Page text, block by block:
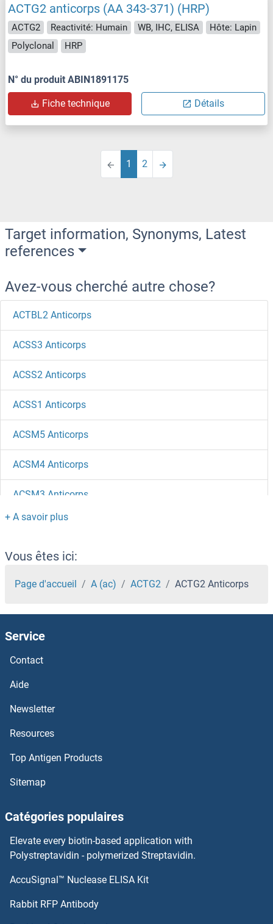
ACTG2 anticorps (AA 343-371) (HRP)
ACTG2 Reactivité: Humain WB, IHC, ELISA
Hôte: Lapin
Polyclonal
HRP
N° du produit ABIN1891175
Fiche technique Détails
1 2
Target information, Synonyms, Latest
references
Avez-vous cherché autre chose?
ACTBL2 Anticorps
ACSS3 Anticorps
ACSS2 Anticorps
ACSS1 Anticorps
ACSM5 Anticorps
ACSM4 Anticorps
ACSM3 Anticorps
ACSM2A Anticorps
ACSM1 Anticorps
ACSL6 Anticorps
ACSL5 Anticorps
ACSL4 Anticorps
ACSF3 Anticorps
ACSF2 Anticorps
ACSBG2 Anticorps
ACRV1 Anticorps
Acrosin Anticorps
ACRBP Anticorps
Vous êtes ici:
Page d'accueil A (ac) ACTG2 ACTG2 Anticorps
Service
Contact
Aide
Newsletter
Resources
Top Antigen Products
Sitemap
Catégories populaires
Elevate every biotin-based application with
Polystreptavidin - polymerized Streptavidin.
AccuSignal™ Nuclease ELISA Kit
Rabbit RFP Antibody